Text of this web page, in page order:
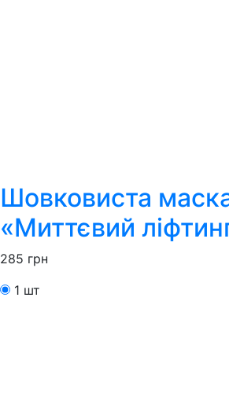
Шовковиста
«Миттєвий
285 грн
1 шт